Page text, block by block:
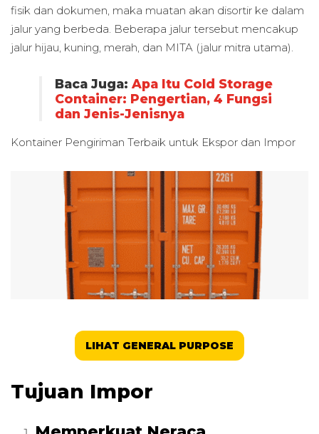
fisik dan dokumen, maka muatan akan disortir ke dalam
jalur yang berbeda. Beberapa jalur tersebut mencakup
jalur hijau, kuning, merah, dan MITA (jalur mitra utama).
Baca Juga: Apa Itu Cold Storage
Container: Pengertian, 4 Fungsi
dan Jenis-Jenisnya
Kontainer Pengiriman Terbaik untuk Ekspor dan Impor
LIHAT GENERAL PURPOSE
Tujuan Impor